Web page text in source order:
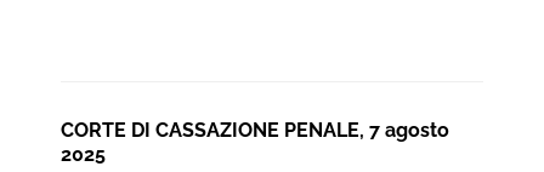
CORTE DI CASSAZIONE PENALE, 7 agosto
2025